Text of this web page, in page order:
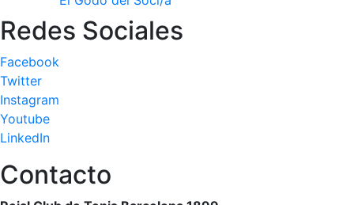
Patrocinador
del Club?
Notícies
Inscripcions
El
Godó
del
Soci/a
Redes Sociales
Facebook
Twitter
Instagram
Youtube
LinkedIn
Contacto